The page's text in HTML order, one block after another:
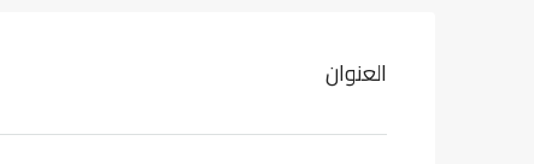
العنوان